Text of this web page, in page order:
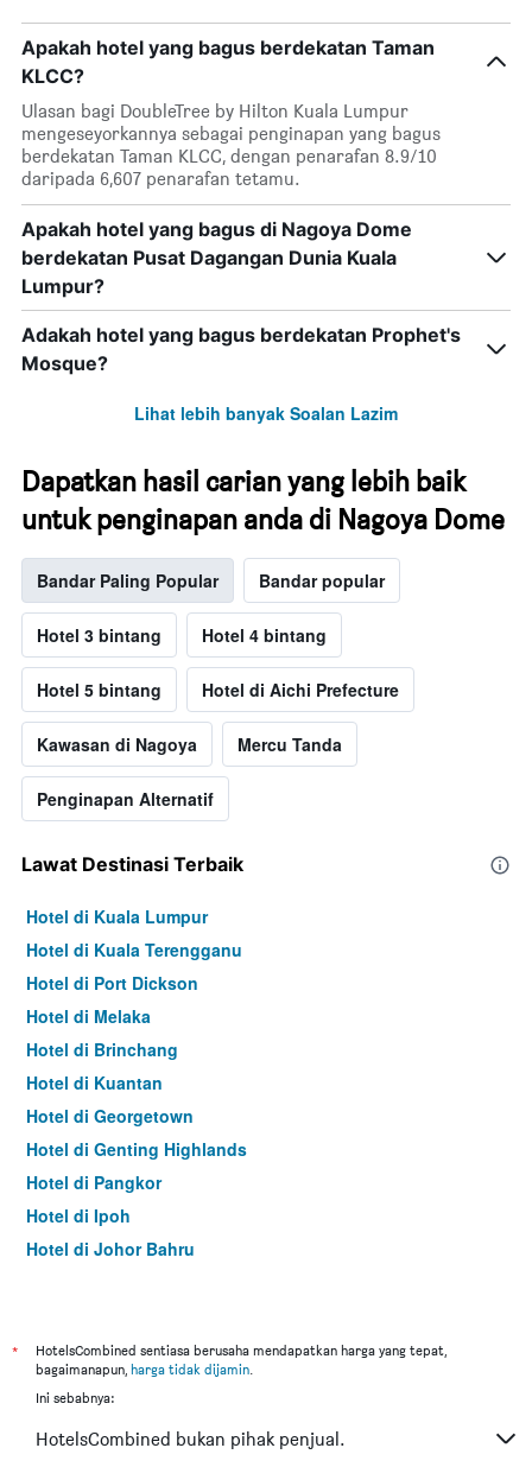
Apakah hotel yang bagus berdekatan Taman
KLCC?
Ulasan bagi DoubleTree by Hilton Kuala Lumpur
mengeseyorkannya sebagai penginapan yang bagus
berdekatan Taman KLCC, dengan penarafan 8.9/10
daripada 6,607 penarafan tetamu.
Apakah hotel yang bagus di Nagoya Dome
berdekatan Pusat Dagangan Dunia Kuala
Lumpur?
Adakah hotel yang bagus berdekatan Prophet's
Mosque?
Lihat lebih banyak Soalan Lazim
Dapatkan hasil carian yang lebih baik
untuk penginapan anda di Nagoya Dome
Bandar Paling Popular Bandar popular
Hotel 3 bintang Hotel 4 bintang
Hotel 5 bintang Hotel di Aichi Prefecture
Kawasan di Nagoya Mercu Tanda
Penginapan Alternatif
Lawat Destinasi Terbaik
Hotel di Kuala Lumpur
Hotel di Kuala Terengganu
Hotel di Port Dickson
Hotel di Melaka
Hotel di Brinchang
Hotel di Kuantan
Hotel di Georgetown
Hotel di Genting Highlands
Hotel di Pangkor
Hotel di Ipoh
Hotel di Johor Bahru
Hotel di Kuching
Hotel di Tokyo
Hotel di Bangkok
*
HotelsCombined sentiasa berusaha mendapatkan harga yang tepat,
bagaimanapun, harga tidak dijamin.
Ini sebabnya:
HotelsCombined bukan pihak penjual.